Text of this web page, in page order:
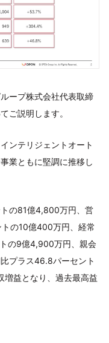
ループ株式会社代表取締
ご説明します。
ンテリジェントオート
業ともに堅調に推移し
の81億4,800万円、営
の10億400万円、経常
の9億4,900万円、親会
プラス46.8パーセント
益となり、過去最高益